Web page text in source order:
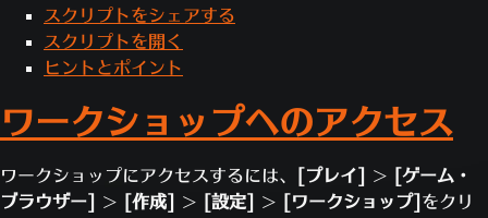
スクリプトをシェアする
スクリプトを開く
ヒントとポイント
ワークショップへのアクセス
ワークショップにアクセスするには、 [プレイ] >
[ゲーム・
ブラウザー] > [作成] > [設定] > [ワークショップ] をクリ